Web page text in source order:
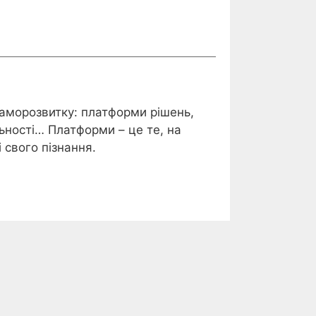
платформи рішень,
Платформи – це те, на
пізнання.